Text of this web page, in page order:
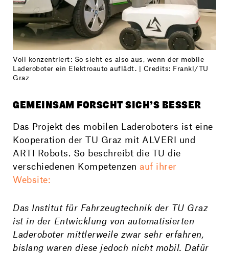
Voll konzentriert: So sieht es also aus, wenn der mobile
Laderoboter ein Elektroauto auflädt. | Credits: Frankl/TU
Graz
GEMEINSAM FORSCHT SICH’S BESSER
Das Projekt des mobilen Laderoboters ist eine
Kooperation der TU Graz mit ALVERI und
ARTI Robots. So beschreibt die TU die
verschiedenen Kompetenzenauf ihrer
Website:
Das Institut für Fahrzeugtechnik der TU Graz
ist in der Entwicklung von automatisierten
Laderoboter mittlerweile zwar sehr erfahren,
bislang waren diese jedoch nicht mobil. Dafür